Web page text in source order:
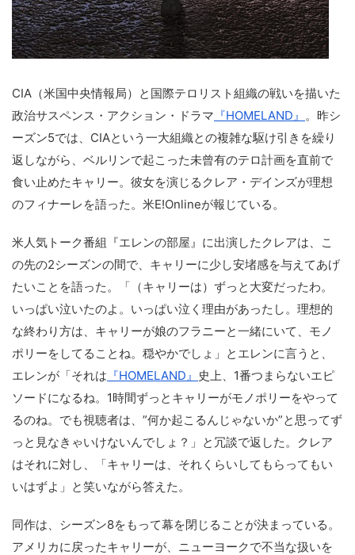
CIA（米国中央情報局）と国際テロリスト組織の戦いを描いた
政治サスペンス・アクション・ドラマ 『HOMELAND』 。昨シ
ーズン5では、CIAという一大組織との複雑な駆け引きを繰り
返しながら、ベルリンで起こった未曾有のテロ計画を直前で
食い止めたキャリー。彼女を演じるクレア・デインズが理想
のフィナーレを語った。米E!Onlineが報じている。
米人気トーク番組『エレンの部屋』に出演したクレアは、こ
の先の2シーズンの間で、キャリーに少し安堵感を与えてあげ
たいことを語った。「（キャリーは）ずっと大変だったわ。
いっぱい泣いたのよ。いっぱい泣く理由があったし。理想的
な終わり方は、キャリーが娘のフラニーと一緒にいて、モノ
ポリーをしてることね。穏やかでしょ」とエレンに言うと、
エレンが「それは 『HOMELAND』 史上、1番つまらないエピ
ソードになるね。1時間ずっとキャリーがモノポリーをやって
るのね。でも視聴者は、”何か起こるんじゃないか”と思ってず
っと見なきゃいけないんでしょ？」と冗談で返した。クレア
はそれに対し、「キャリーは、それくらいしてもらってもい
いはずよ」と笑いながら答えた。
同作は、シーズン8をもって幕を閉じることが決まっている。
アメリカに戻ったキャリーが、ニューヨークで不当な扱いを